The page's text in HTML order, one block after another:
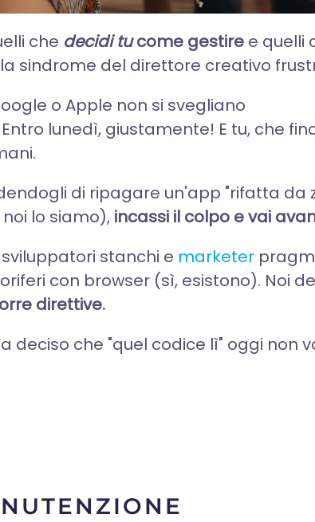
che decidi tucome gestire e quelli
sindrome del direttore creativo
o Apple non si svegliano
Entro lunedì, giustamente! E tu, che
di ripagare un'app "rifatta da
lo siamo), incassi il colpo e vai
stanchi e marketer
con browser (sì, esistono). Noi
direttive.
deciso che "quel codice lì" oggi non